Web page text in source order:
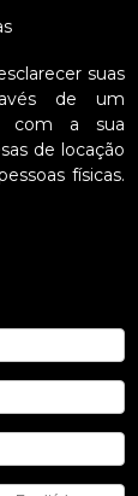
suas
de um
com a sua
de locação
físicas.